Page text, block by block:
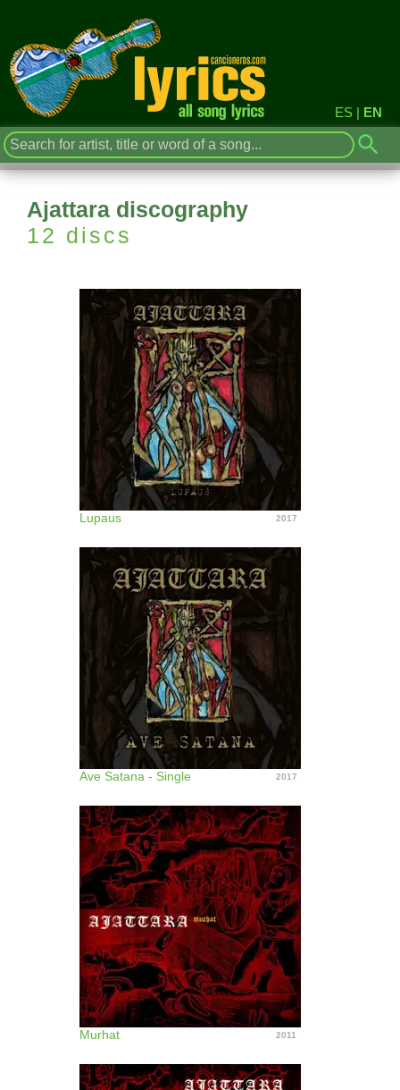
ES | EN
Ajattara discography
12 discs
Lupaus 2017
Ave Satana - Single 2017
Murhat 2011